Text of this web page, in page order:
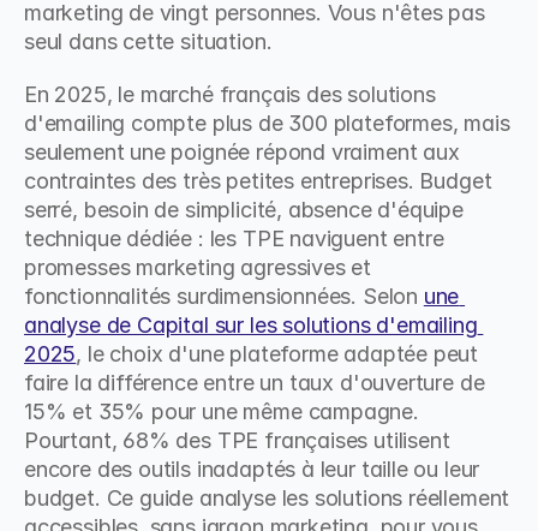
marketing de vingt personnes. Vous n'êtes pas
seul dans cette situation.
En 2025, le marché français des solutions
d'emailing compte plus de 300 plateformes, mais
seulement une poignée répond vraiment aux
contraintes des très petites entreprises. Budget
serré, besoin de simplicité, absence d'équipe
technique dédiée : les TPE naviguent entre
promesses marketing agressives et
fonctionnalités surdimensionnées. Selon une
analyse de Capital sur les solutions d'emailing
2025, le choix d'une plateforme adaptée peut
faire la différence entre un taux d'ouverture de
15% et 35% pour une même campagne.
Pourtant, 68% des TPE françaises utilisent
encore des outils inadaptés à leur taille ou leur
budget. Ce guide analyse les solutions réellement